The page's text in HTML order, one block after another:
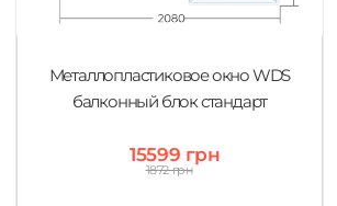
Металлопластиковое окно WDS
балконный блок стандарт
15599 грн
1872 грн